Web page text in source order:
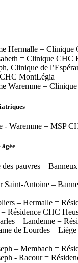
Hermalle = Clinique
= Clinique CHC
Clinique de
MontLégia
Waremme =
- Waremme = MSP
âgée
pauvres –
Saint-Antoine –
– Hermalle =
Résidence CHC
– Landenne =
de Lourdes –
– Membach =
- Racour =